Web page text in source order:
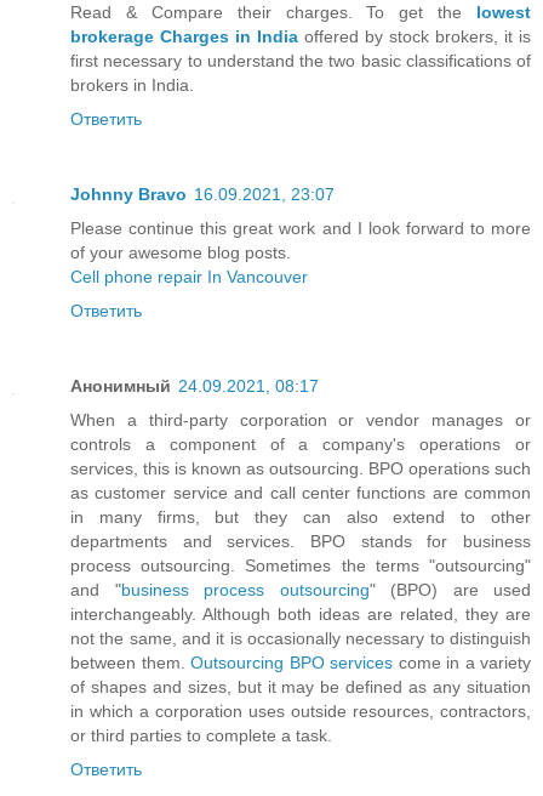
Read & Compare their charges. To get the lowest
brokerage Charges in India offered by stock brokers, it is
first necessary to understand the two basic classifications of
brokers in India.
Ответить
Johnny Bravo 16.09.2021, 23:07
Please continue this great work and I look forward to more
of your awesome blog posts.
Cell phone repair In Vancouver
Ответить
Анонимный 24.09.2021, 08:17
When a third-party corporation or vendor manages or
controls a component of a company's operations or
services, this is known as outsourcing. BPO operations such
as customer service and call center functions are common
in many firms, but they can also extend to other
departments and services. BPO stands for business
process outsourcing. Sometimes the terms "outsourcing"
and "business process outsourcing" (BPO) are used
interchangeably. Although both ideas are related, they are
not the same, and it is occasionally necessary to distinguish
between them. Outsourcing BPO services come in a variety
of shapes and sizes, but it may be defined as any situation
in which a corporation uses outside resources, contractors,
or third parties to complete a task.
Ответить